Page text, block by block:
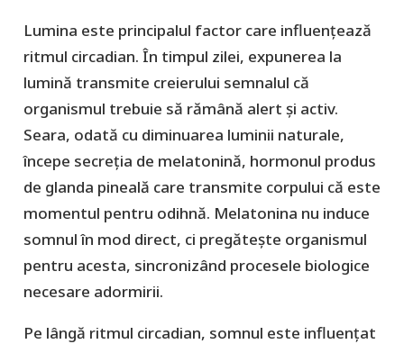
Lumina este principalul factor care influențează
ritmul circadian. În timpul zilei, expunerea la
lumină transmite creierului semnalul că
organismul trebuie să rămână alert și activ.
Seara, odată cu diminuarea luminii naturale,
începe secreția de melatonină, hormonul produs
de glanda pineală care transmite corpului că este
momentul pentru odihnă. Melatonina nu induce
somnul în mod direct, ci pregătește organismul
pentru acesta, sincronizând procesele biologice
necesare adormirii.
Pe lângă ritmul circadian, somnul este influențat